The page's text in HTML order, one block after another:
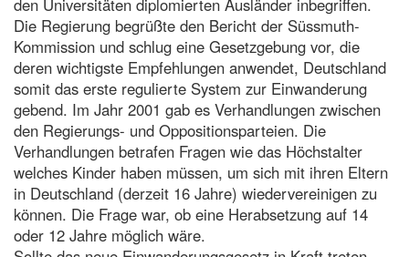
Die Regierung begrüßte den Bericht der Süssmuth-
Kommission und schlug eine Gesetzgebung vor, die
deren wichtigste Empfehlungen anwendet, Deutschland
somit das erste regulierte System zur Einwanderung
gebend. Im Jahr 2001 gab es Verhandlungen zwischen
den Regierungs- und Oppositionsparteien. Die
Verhandlungen betrafen Fragen wie das Höchstalter
welches Kinder haben müssen, um sich mit ihren Eltern
in Deutschland (derzeit 16 Jahre) wiedervereinigen zu
können. Die Frage war, ob eine Herabsetzung auf 14
oder 12 Jahre möglich wäre.